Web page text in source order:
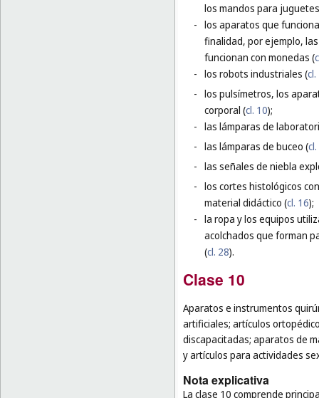
los mandos para
- los aparatos que
finalidad, por ejemplo,
funcionan con monedas (
- los robots industriales (cl.
- los pulsímetros, los
corporal (cl. 10);
- las lámparas de
- las lámparas de buceo (
- las señales de niebla
- los cortes histológicos
material didáctico (cl. 16);
- la ropa y los equipos
acolchados que forman
(cl. 28).
Clase 10
Aparatos e instrumentos
artificiales; artículos
discapacitadas; aparatos de
y artículos para actividades
Nota explicativa
La clase 10 comprende